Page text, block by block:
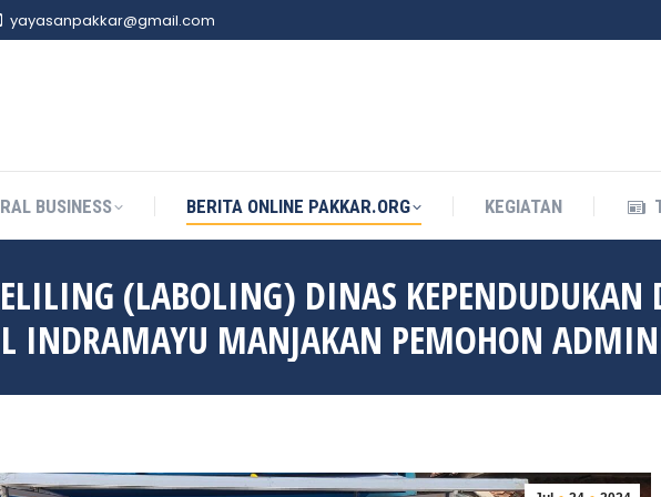
yayasanpakkar@gmail.com
BUSINESS BERITA ONLINE PAKKAR.ORG KEGIATAN
(LABOLING) DINAS KEPENDUDUKAN
INDRAMAYU MANJAKAN PEMOHON
BUSINESS BERITA ONLINE PAKKAR.ORG KEGIATAN